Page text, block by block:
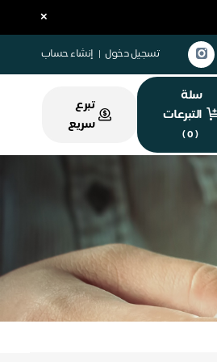
×
تسجيل دخول | إنشاء حساب
سلة
التبرعات
(
0
)
تبرع
سريع